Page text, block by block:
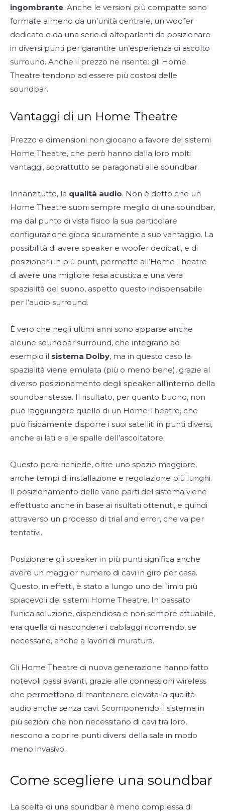
ingombrante. Anche le versioni più compatte sono
formate almeno da un’unità centrale, un woofer
dedicato e da una serie di altoparlanti da posizionare
in diversi punti per garantire un’esperienza di ascolto
surround. Anche il prezzo ne risente: gli Home
Theatre tendono ad essere più costosi delle
soundbar.
Vantaggi di un Home Theatre
Prezzo e dimensioni non giocano a favore dei sistemi
Home Theatre, che però hanno dalla loro molti
vantaggi, soprattutto se paragonati alle soundbar.
Innanzitutto, la qualità audio. Non è detto che un
Home Theatre suoni sempre meglio di una soundbar,
ma dal punto di vista fisico la sua particolare
configurazione gioca sicuramente a suo vantaggio. La
possibilità di avere speaker e woofer dedicati, e di
posizionarli in più punti, permette all’Home Theatre
di avere una migliore resa acustica e una vera
spazialità del suono, aspetto questo indispensabile
per l’audio surround.
È vero che negli ultimi anni sono apparse anche
alcune soundbar surround, che integrano ad
esempio il sistema Dolby, ma in questo caso la
spazialità viene emulata (più o meno bene), grazie al
diverso posizionamento degli speaker all’interno della
soundbar stessa. Il risultato, per quanto buono, non
può raggiungere quello di un Home Theatre, che
può fisicamente disporre i suoi satelliti in punti diversi,
anche ai lati e alle spalle dell’ascoltatore.
Questo però richiede, oltre uno spazio maggiore,
anche tempi di installazione e regolazione più lunghi.
Il posizionamento delle varie parti del sistema viene
effettuato anche in base ai risultati ottenuti, e quindi
attraverso un processo di trial and error, che va per
tentativi.
Posizionare gli speaker in più punti significa anche
avere un maggior numero di cavi in giro per casa.
Questo, in effetti, è stato a lungo uno dei limiti più
spiacevoli dei sistemi Home Theatre. In passato
l’unica soluzione, dispendiosa e non sempre attuabile,
era quella di nascondere i cablaggi ricorrendo, se
necessario, anche a lavori di muratura.
Gli Home Theatre di nuova generazione hanno fatto
notevoli passi avanti, grazie alle connessioni wireless
che permettono di mantenere elevata la qualità
audio anche senza cavi. Scomponendo il sistema in
più sezioni che non necessitano di cavi tra loro,
riescono a coprire punti diversi della sala in modo
meno invasivo.
Come scegliere una soundbar
La scelta di una soundbar è meno complessa di